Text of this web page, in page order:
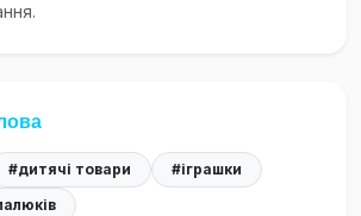
#дитячі товари
#іграшки